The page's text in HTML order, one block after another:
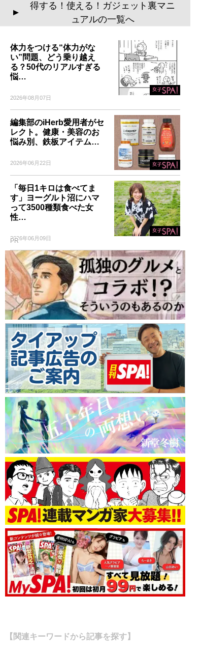
▲
得する！使える！ガジェット裏マニ
ュアルの一覧へ
体力をつける“体力がな
い”問題、どう乗り越え
る？50代のリアルすぎる
悩…
2026年08月07日
編集部のiHerb愛用者がセ
レクト。健康・美容のお
悩み別、鉄板アイテム…
2026年06月22日
「毎日1キロは食べてま
す」ヨーグルト沼にハマ
って3500種類食べた女
性…
2026年06月09日
PR
【関連キーワードから記事を探す】